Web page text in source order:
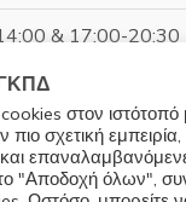
& 17:00-20:30
στον
σχετική
"Αποδοχή όλων",